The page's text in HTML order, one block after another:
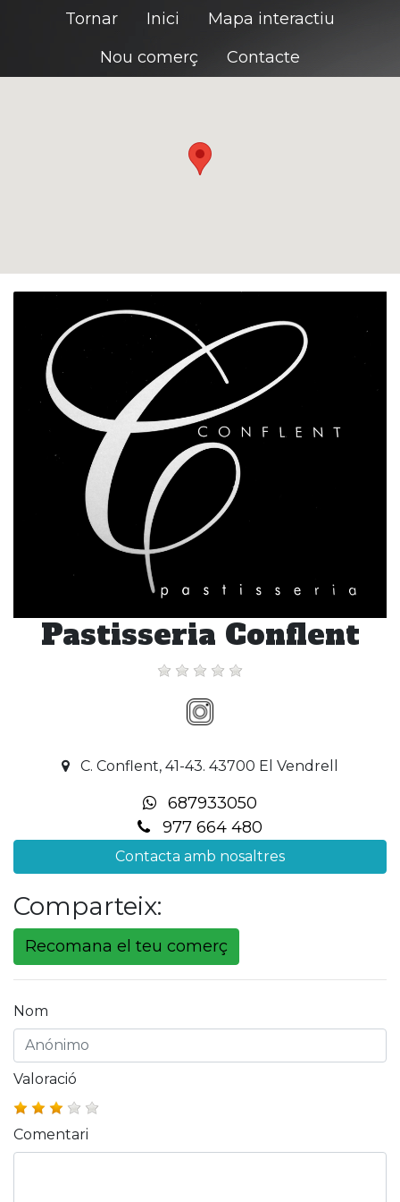
Tornar Inici
Mapa interactiu
Nou comerç
Contacte
Pastisseria Conflent
C. Conflent, 41-43. 43700 El Vendrell
687933050
977 664 480
Contacta amb nosaltres
Comparteix:
Recomana el teu comerç
Nom
Valoració
Comentari